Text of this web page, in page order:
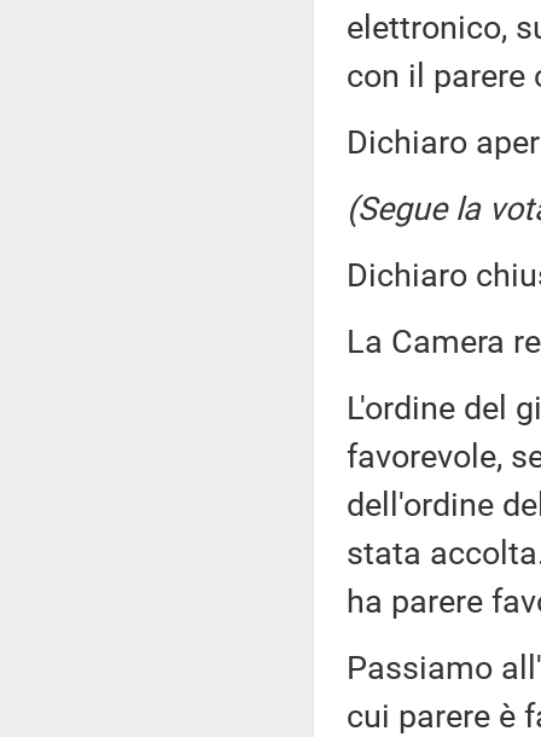
elettronico,
con il parere
Dichiaro
(Segue la
Dichiaro
La Camera
L'ordine del
favorevole,
dell'ordine
stata
ha parere
Passiamo
cui parere è